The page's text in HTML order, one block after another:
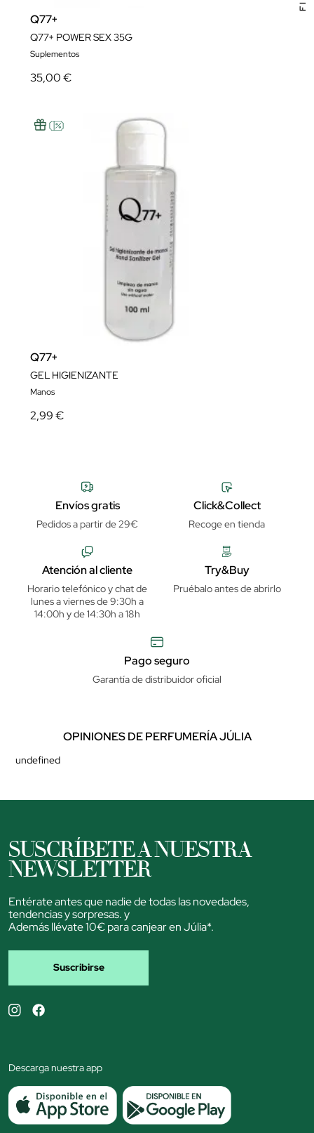
Q77+
Q77+ POWER SEX 35G
Suplementos
35,00 €
Q77+
GEL HIGIENIZANTE
Manos
2,99 €
Envíos gratis
Pedidos a partir de 29€
Click&Collect
Recoge en tienda
Atención al cliente
Horario telefónico y chat de
lunes a viernes de 9:30h a
14:00h y de 14:30h a 18h
Try&Buy
Pruébalo antes de abrirlo
Pago seguro
Garantía de distribuidor oficial
OPINIONES DE PERFUMERÍA JÚLIA
undefined
SUSCRÍBETE A NUESTRA
NEWSLETTER
Entérate antes que nadie de todas las novedades,
tendencias y sorpresas. y
Además llévate 10€ para canjear en Júlia*.
Suscribirse
Descarga nuestra app